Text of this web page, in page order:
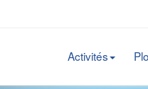
Activités